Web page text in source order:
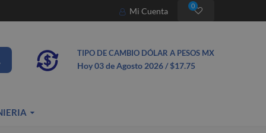
Mi Cuenta 0
TIPO DE CAMBIO DÓLAR A PESOS MX
Hoy 03de Agosto 2026 / $17.75